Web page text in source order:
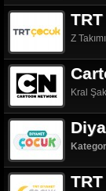
Z Takımı
Kral